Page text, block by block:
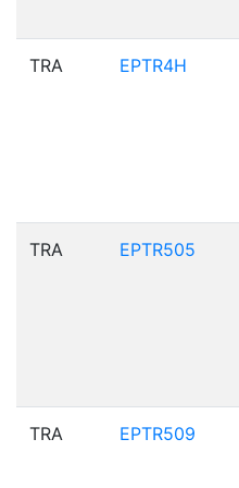
TRA EPTR4H
TRA EPTR505
TRA EPTR509